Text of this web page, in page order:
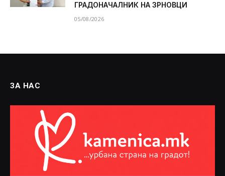
ГРАДОНАЧАЛНИК НА ЗРНОВЦИ
05/08/2026
ЗА НАС